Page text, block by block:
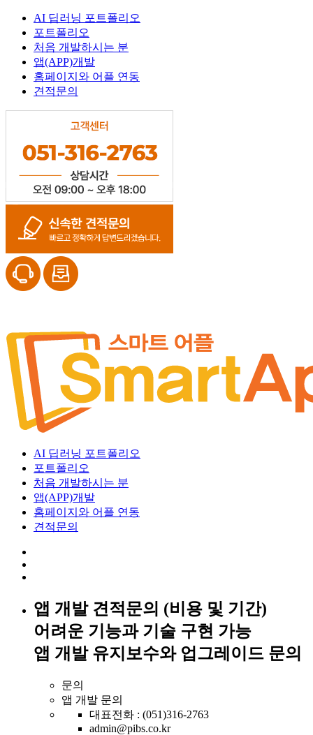
AI 딥러닝 포트폴리오
포트폴리오
처음 개발하시는 분
앱(APP)개발
홈페이지와 어플 연동
견적문의
AI 딥러닝 포트폴리오
포트폴리오
처음 개발하시는 분
앱(APP)개발
홈페이지와 어플 연동
견적문의
앱 개발 견적문의 (비용 및 기간)
어려운 기능과 기술 구현 가능
앱 개발 유지보수와 업그레이드 문의
문의
앱 개발 문의
대표전화 : (051)316-2763
admin@pibs.co.kr